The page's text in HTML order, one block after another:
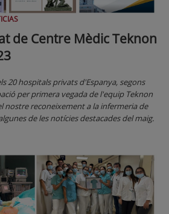
de Centre Mèdic Teknon
20 hospitals privats d'Espanya, segons
per primera vegada de l'equip Teknon
nostre reconeixement a la infermeria de
de les notícies destacades del maig.